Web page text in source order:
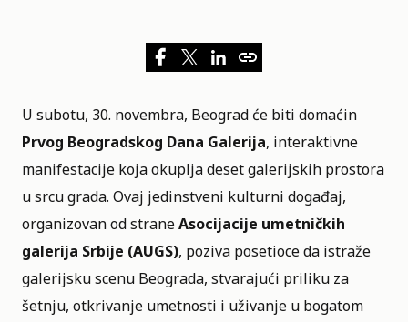
U subotu, 30. novembra, Beograd će biti domaćin
Prvog Beogradskog Dana Galerija, interaktivne
manifestacije koja okuplja deset galerijskih prostora
u srcu grada. Ovaj jedinstveni kulturni događaj,
organizovan od straneAsocijacije umetničkih
galerija Srbije (AUGS), poziva posetioce da istraže
galerijsku scenu Beograda, stvarajući priliku za
šetnju, otkrivanje umetnosti i uživanje u bogatom